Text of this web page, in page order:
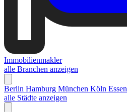
Immobilienmakler
alle Branchen anzeigen
Berlin Hamburg München Köln Essen
alle Städte anzeigen